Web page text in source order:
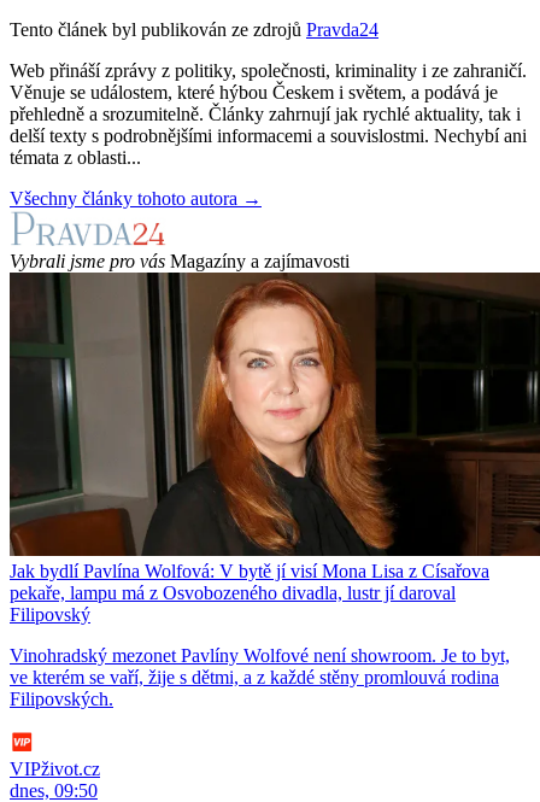
Tento článek byl publikován ze zdrojů Pravda24
Web přináší zprávy z politiky, společnosti, kriminality i ze zahraničí.
Věnuje se událostem, které hýbou Českem i světem, a podává je
přehledně a srozumitelně. Články zahrnují jak rychlé aktuality, tak i
delší texty s podrobnějšími informacemi a souvislostmi. Nechybí ani
témata z oblasti...
Všechny články tohoto autora →
Vybrali jsme pro vás Magazíny a zajímavosti
Jak bydlí Pavlína Wolfová: V bytě jí visí Mona Lisa z Císařova
pekaře, lampu má z Osvobozeného divadla, lustr jí daroval
Filipovský
Vinohradský mezonet Pavlíny Wolfové není showroom. Je to byt,
ve kterém se vaří, žije s dětmi, a z každé stěny promlouvá rodina
Filipovských.
VIPživot.cz
dnes, 09:50